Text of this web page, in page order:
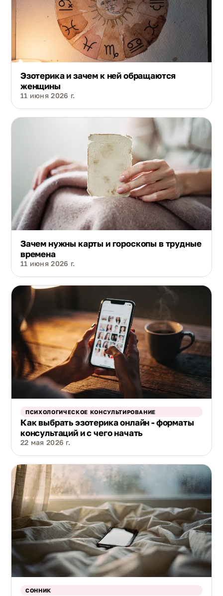
Эзотерика и зачем к ней обращаются
женщины
11 июня 2026 г.
Зачем нужны карты и гороскопы в трудные
времена
11 июня 2026 г.
ПСИХОЛОГИЧЕСКОЕ КОНСУЛЬТИРОВАНИЕ
Как выбрать эзотерика онлайн - форматы
консультаций и с чего начать
22 мая 2026 г.
СОННИК